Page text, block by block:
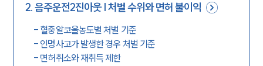
2.음주운전2진아웃 | 처벌 수위와 면허 불이익
- 혈중알코올농도별 처벌 기준
- 인명사고가 발생한 경우 처벌 기준
- 면허취소와 재취득 제한